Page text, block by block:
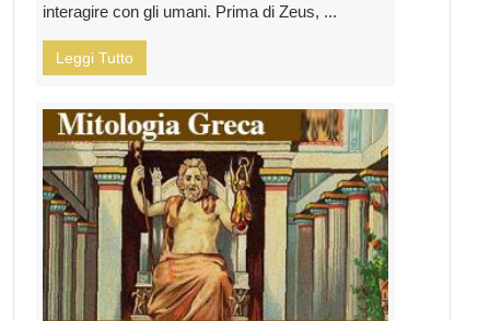
interagire con gli umani. Prima di Zeus, ...
Leggi Tutto